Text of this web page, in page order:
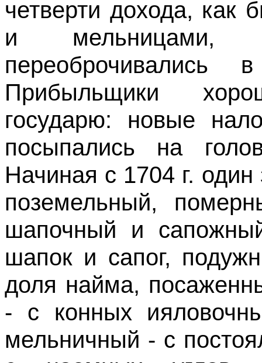
четверти дохода, как
и мельницами,
переоброчивались
Прибыльщики
государю: новые
посыпались на
Начиная с 1704 г.
поземельный,
шапочный и
шапок и сапог,
доля найма,
- с конных
мельничный - с